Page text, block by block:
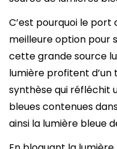
C’est pourquoi le port
meilleure option pour
cette grande source
lumière profitent
synthèse qui réfléchit
bleues contenues
ainsi la lumière bleue